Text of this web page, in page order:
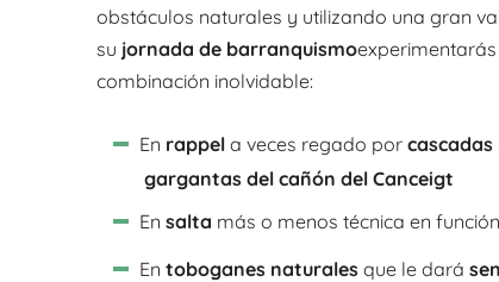
obstáculos naturales y utilizando una gran
su jornada de barranquismoexperimentarás
combinación inolvidable:
En rappel a veces regado por cascadas
gargantas del cañón del Canceigt
En salta más o menos técnica en
En toboganes naturales que le dará